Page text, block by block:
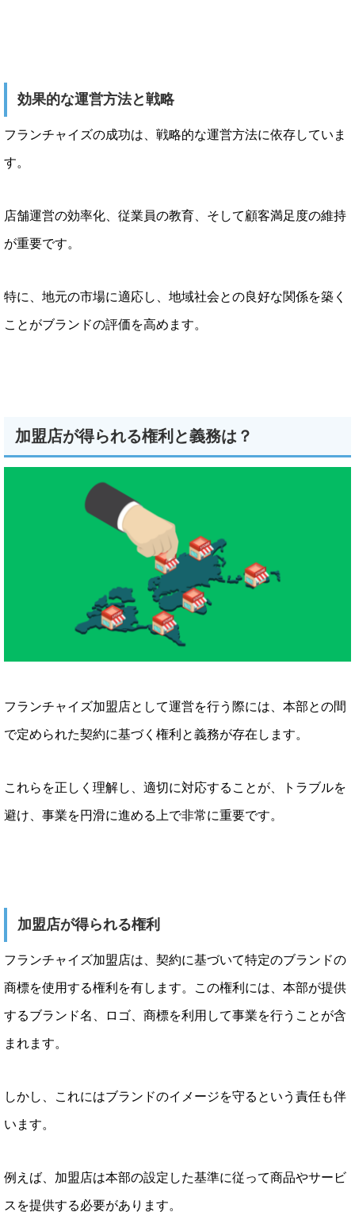
効果的な運営方法と戦略
フランチャイズの成功は、戦略的な運営方法に依存していま
す。
店舗運営の効率化、従業員の教育、そして顧客満足度の維持
が重要です。
特に、地元の市場に適応し、地域社会との良好な関係を築く
ことがブランドの評価を高めます。
加盟店が得られる権利と義務は？
フランチャイズ加盟店として運営を行う際には、本部との間
で定められた契約に基づく権利と義務が存在します。
これらを正しく理解し、適切に対応することが、トラブルを
避け、事業を円滑に進める上で非常に重要です。
加盟店が得られる権利
フランチャイズ加盟店は、契約に基づいて特定のブランドの
商標を使用する権利を有します。この権利には、本部が提供
するブランド名、ロゴ、商標を利用して事業を行うことが含
まれます。
しかし、これにはブランドのイメージを守るという責任も伴
います。
例えば、加盟店は本部の設定した基準に従って商品やサービ
スを提供する必要があります。